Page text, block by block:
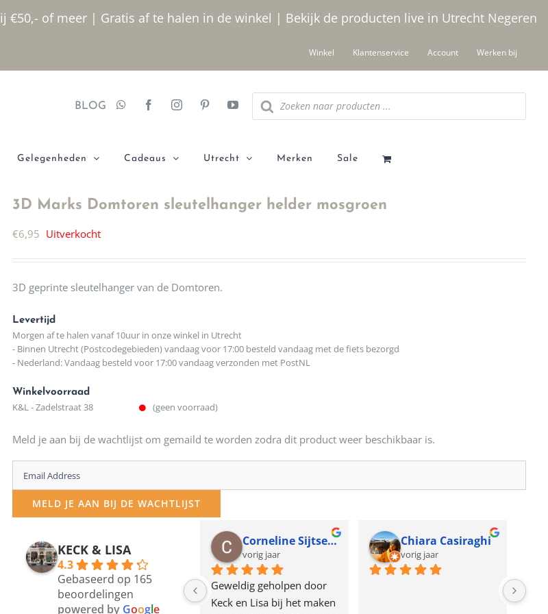
€50,- of meer | Gratis af te halen in de winkel | Bekijk de producten live in Utrecht Negeren
Winkel Klantenservice Account Werken bij
BLOG
Producten
zoeken
Gelegenheden Cadeaus Utrecht Merken Sale
3D Marks Domtoren sleutelhanger helder mosgroen
€6,95 Uitverkocht
3D geprinte sleutelhanger van de Domtoren.
Levertijd
Morgen af te halen vanaf 10uur in onze winkel in Utrecht
- Binnen Utrecht (Postcodegebieden) vandaag voor 17:00 besteld vandaag met de fiets bezorgd
- Nederland: Vandaag besteld voor 17:00 vandaag verzonden met PostNL
Winkelvoorraad
K&L - Zadelstraat 38 (geen voorraad)
Meld je aan bij de wachtlijst om gemaild te worden zodra dit product weer beschikbaar is.
Enter
your
email
MELD JE AAN BIJ DE WACHTLIJST
KECK & LISA
4.3
Gebaseerd op 165
beoordelingen
powered by Google
12 maanden geleden
Waarom in hemelsnaam
de woonwinkel op de
Corneline Sijtsema
vorig jaar
Geweldig geholpen door
Keck en Lisa bij het maken
Chiara Casiraghi
vorig jaar